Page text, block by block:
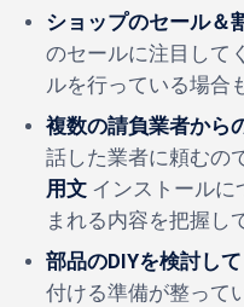
ショップのセール＆
のセールに注目して
ルを行っている場合
複数の請負業者から
話した業者に頼むの
用文 インストールに
まれる内容を把握し
部品のDIYを検討し
付ける準備が整って